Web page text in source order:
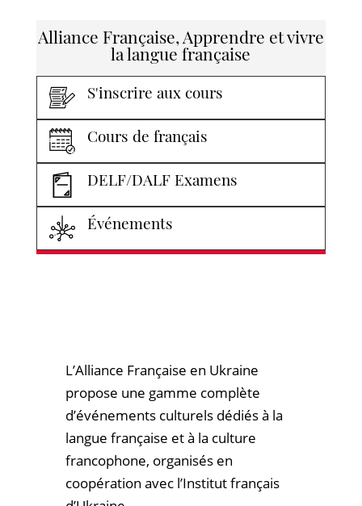
Alliance Française, Apprendre et vivre
la langue française
S'inscrire aux cours
Cours de français
DELF/DALF Examens
Événements
L’Alliance Française en Ukraine
propose une gamme complète
d’événements culturels dédiés à la
langue française et à la culture
francophone, organisés en
coopération avec l’Institut français